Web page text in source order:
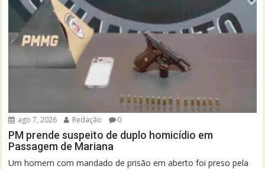
ago 7, 2026 Redação 0
PM prende suspeito de duplo homicídio em
Passagem de Mariana
Um homem com mandado de prisão em aberto foi preso pela